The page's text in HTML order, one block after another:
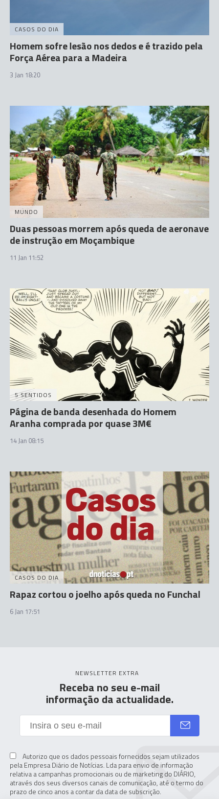
CASOS DO DIA
Homem sofre lesão nos dedos e é trazido pela
Força Aérea para a Madeira
3 Jan 18:20
MUNDO
Duas pessoas morrem após queda de aeronave
de instrução em Moçambique
11 Jan 11:52
5 SENTIDOS
Página de banda desenhada do Homem
Aranha comprada por quase 3M€
14 Jan 08:15
CASOS DO DIA
Rapaz cortou o joelho após queda no Funchal
6 Jan 17:51
NEWSLETTER EXTRA
Receba no seu e-mail
informação da actualidade.
Autorizo que os dados pessoais fornecidos sejam utilizados
pela Empresa Diário de Notícias. Lda para envio de informação
relativa a campanhas promocionais ou de marketing do DIÁRIO,
através dos seus diversos canais de comunicação, até o termo do
prazo de cinco anos a contar da data de subscrição.